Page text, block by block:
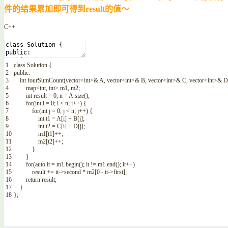
件的结果累加即可得到result的值～
C++
1
2
3
4
5
6
7
8
9
10
11
12
13
14
15
16
17
18
class Solution {
public:
int fourSumCount(vector<int>&A, vector<int>& B, vector<int>& C, vector<int>& D
map<int, int> m1, m2;
int result = 0, n =A.size();
for(int i = 0; i < n; i++) {
for(int j = 0; j < n; j++) {
int t1 =A[i] + B[j];
int t2 = C[i] + D[j];
m1[t1]++;
m2[t2]++;
}
}
for(auto it = m1.begin(); it != m1.end(); it++)
result += it->second * m2[0 - it->first];
return result;
}
};